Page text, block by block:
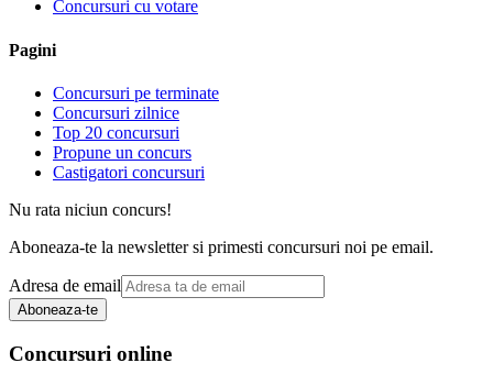
Concursuri cu votare
Pagini
Concursuri pe terminate
Concursuri zilnice
Top 20 concursuri
Propune un concurs
Castigatori concursuri
Nu rata niciun concurs!
Aboneaza-te la newsletter si primesti concursuri noi pe email.
Adresa de email
Aboneaza-te
Concursuri online